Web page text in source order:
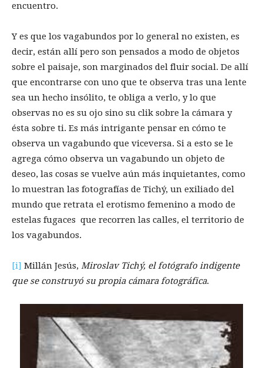
encuentro.
Y es que los vagabundos por lo general no existen, es
decir, están allí pero son pensados a modo de objetos
sobre el paisaje, son marginados del fluir social. De allí
que encontrarse con uno que te observa tras una lente
sea un hecho insólito, te obliga a verlo, y lo que
observas no es su ojo sino su clik sobre la cámara y
ésta sobre ti. Es más intrigante pensar en cómo te
observa un vagabundo que viceversa. Si a esto se le
agrega cómo observa un vagabundo un objeto de
deseo, las cosas se vuelve aún más inquietantes, como
lo muestran las fotografías de Tichý, un exiliado del
mundo que retrata el erotismo femenino a modo de
estelas fugaces que recorren las calles, el territorio de
los vagabundos.
[i] Millán Jesús, Miroslav Tichý, el fotógrafo indigente
que se construyó su propia cámara fotográfica.